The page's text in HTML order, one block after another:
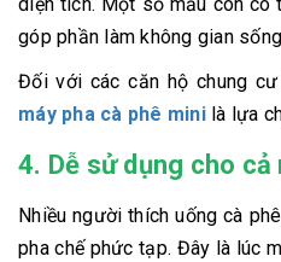
góp phần làm không gian
Đối với các căn hộ chung
máy pha cà phê minilà lựa
4. Dễ sử dụng cho
Nhiều người thích uống cà
pha chế phức tạp. Đây là lúc